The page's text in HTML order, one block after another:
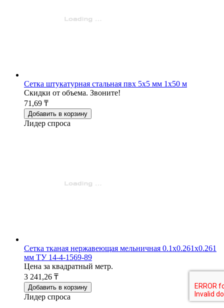
Сетка штукатурная стальная пвх 5х5 мм 1х50 м
Скидки от объема. Звоните!
71,69 ₸
Добавить в корзину
Лидер спроса
Сетка тканая нержавеющая мельничная 0.1х0.261х0.261
мм ТУ 14-4-1569-89
Цена за квадратный метр.
3 241,26 ₸
Добавить в корзину
Лидер спроса